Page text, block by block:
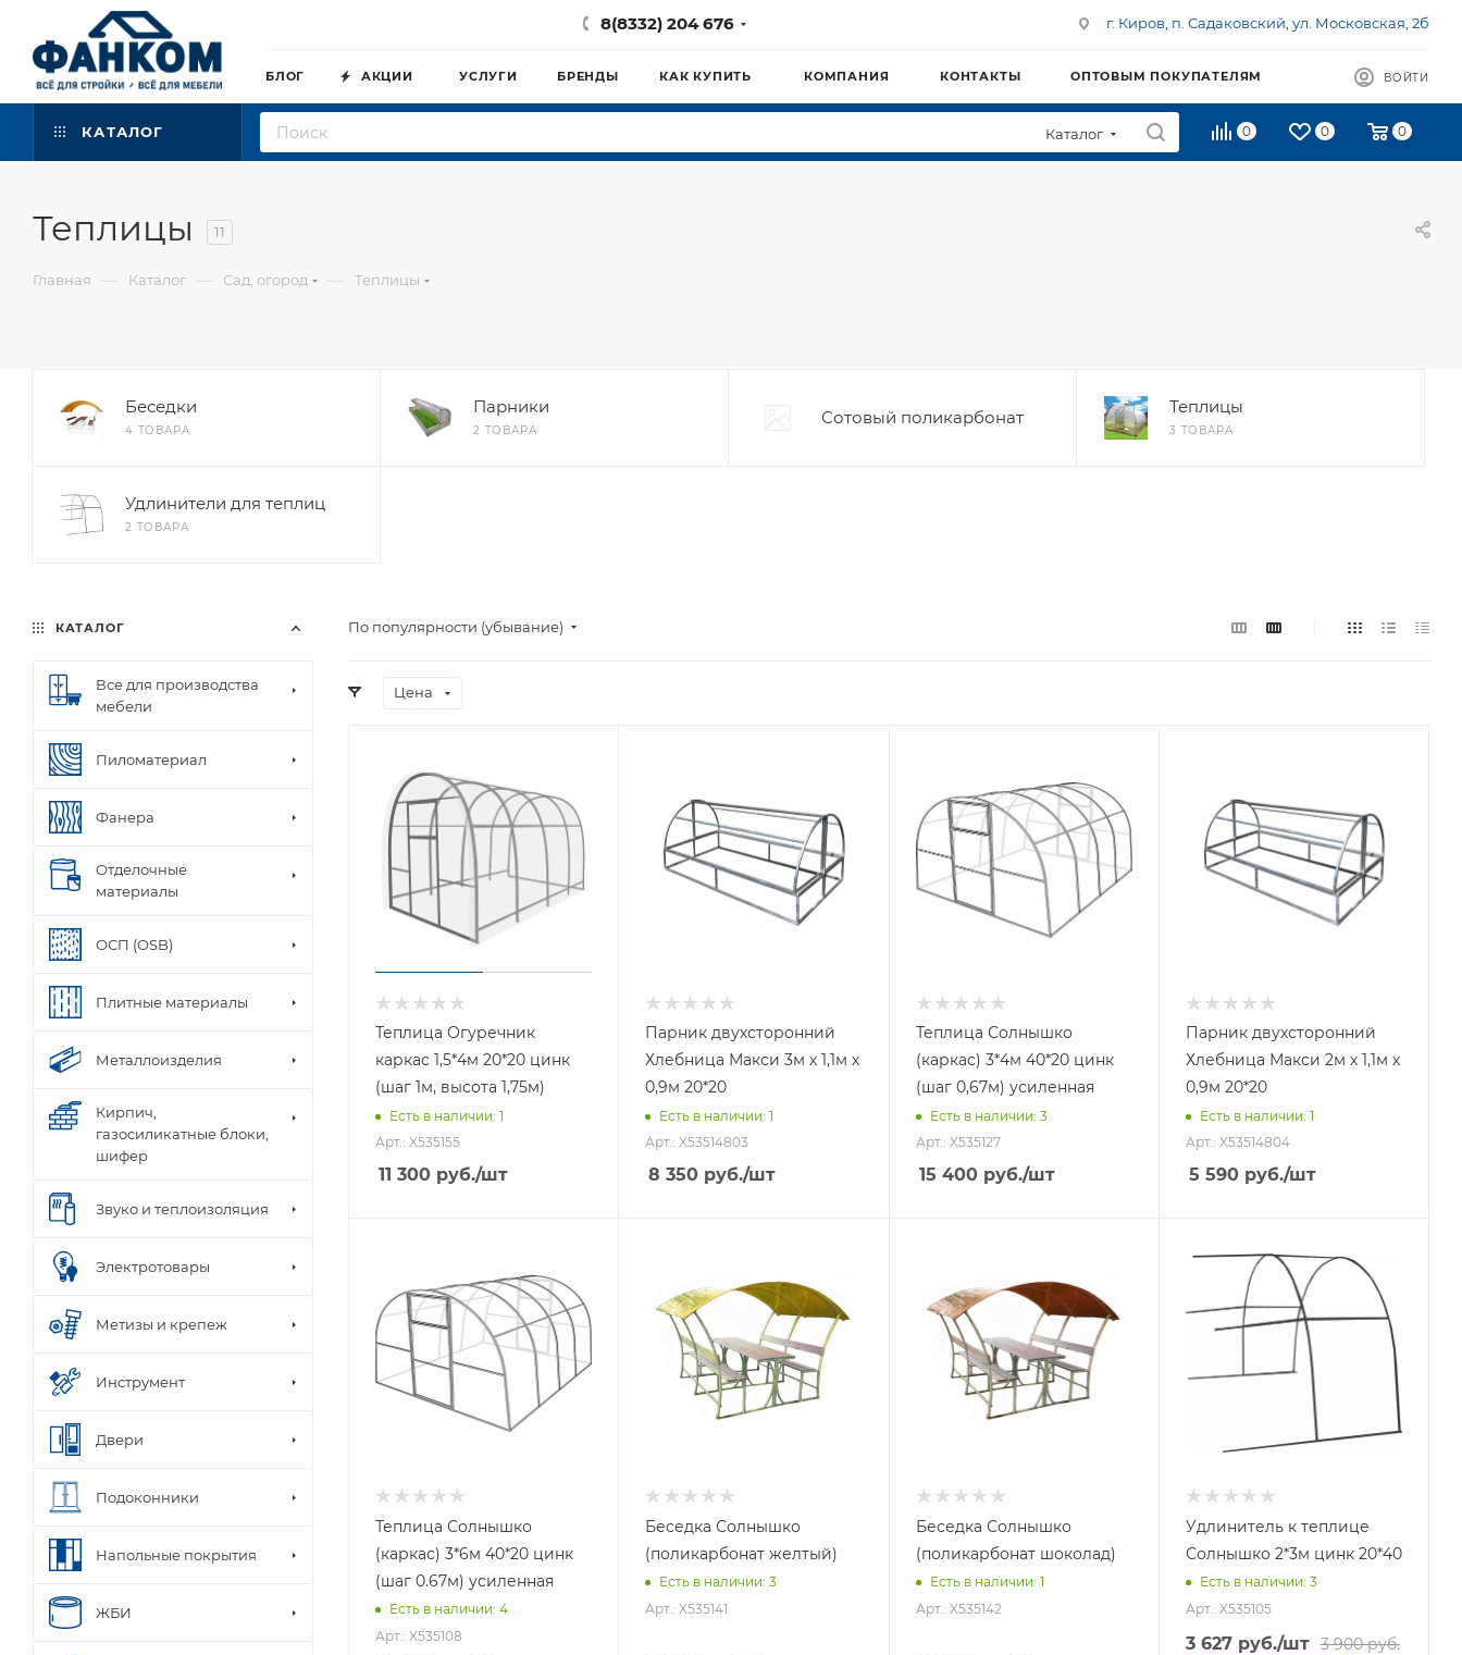
8(8332) 204 676 г. Киров, п. Садаковский, ул. Московская, 2б
БЛОГ АКЦИИ УСЛУГИ БРЕНДЫ КАК КУПИТЬ КОМПАНИЯ КОНТАКТЫ ОПТОВЫМ ПОКУПАТЕЛЯМ ВОЙТИ
КАТАЛОГ Каталог 0 0 0
Теплицы 11
Главная — Каталог — Сад, огород — Теплицы
Беседки
4 ТОВАРА
Парники
2 ТОВАРА
Сотовый поликарбонат
Теплицы
3 ТОВАРА
Удлинители для теплиц
2 ТОВАРА
По популярности (убывание)
Цена
Теплица Огуречник
каркас 1,5*4м 20*20 цинк
(шаг 1м, высота 1,75м)
Есть в наличии: 1
Арт.: X535155
11 300 руб./шт
Парник двухсторонний
Хлебница Макси 3м х 1,1м х
0,9м 20*20
Есть в наличии: 1
Арт.: X53514803
8 350 руб./шт
Теплица Солнышко
(каркас) 3*4м 40*20 цинк
(шаг 0,67м) усиленная
Есть в наличии: 3
Арт.: X535127
15 400руб./шт
Парник двухсторонний
Хлебница Макси 2м х 1,1м х
0,9м 20*20
Есть в наличии: 1
Арт.: X53514804
5 590руб./шт
Теплица Солнышко
(каркас) 3*6м 40*20 цинк
(шаг 0.67м) усиленная
Есть в наличии: 4
Арт.: X535108
Беседка Солнышко
(поликарбонат желтый)
Есть в наличии: 3
Арт.: X535141
Беседка Солнышко
(поликарбонат шоколад)
Есть в наличии: 1
Арт.: X535142
Удлинитель к теплице
Солнышко 2*3м цинк 20*40
Есть в наличии: 3
Арт.: X535105
3 627руб./шт 3 900руб.
КАТАЛОГ
Все для производства
мебели
Пиломатериал
Фанера
Отделочные
материалы
ОСП (OSB)
Плитные материалы
Металлоизделия
Кирпич,
газосиликатные блоки,
шифер
Звуко и теплоизоляция
Электротовары
Метизы и крепеж
Инструмент
Двери
Подоконники
Напольные покрытия
ЖБИ